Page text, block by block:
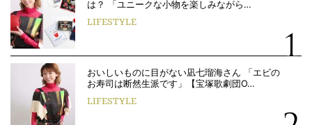
は？ 「ユニークな小物を楽しみながら…
LIFESTYLE
おいしいものに目がない凪七瑠海さん 「エビの
お寿司は断然生派です」【宝塚歌劇団O…
LIFESTYLE